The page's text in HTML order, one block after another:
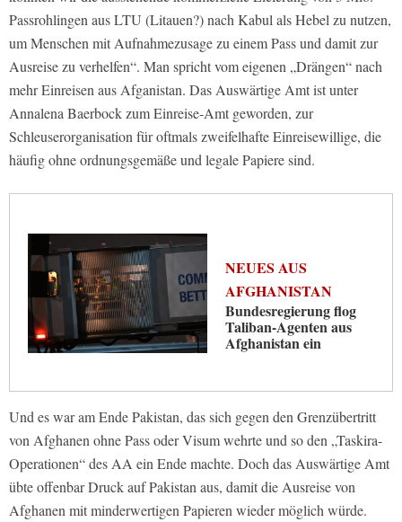
Passrohlingen aus LTU (Litauen?) nach Kabul als Hebel zu nutzen,
um Menschen mit Aufnahmezusage zu einem Pass und damit zur
Ausreise zu verhelfen“. Man spricht vom eigenen „Drängen“ nach
mehr Einreisen aus Afganistan. Das Auswärtige Amt ist unter
Annalena Baerbock zum Einreise-Amt geworden, zur
Schleuserorganisation für oftmals zweifelhafte Einreisewillige, die
häufig ohne ordnungsgemäße und legale Papiere sind.
NEUES AUS
AFGHANISTAN
Bundesregierung flog
Taliban-Agenten aus
Afghanistan ein
Und es war am Ende Pakistan, das sich gegen den Grenzübertritt
von Afghanen ohne Pass oder Visum wehrte und so den „Taskira-
Operationen“ des AA ein Ende machte. Doch das Auswärtige Amt
übte offenbar Druck auf Pakistan aus, damit die Ausreise von
Afghanen mit minderwertigen Papieren wieder möglich würde.